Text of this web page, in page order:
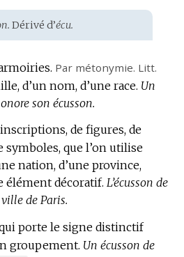
Dérivé d’écu.
Par métonymie. Litt.
d’un nom, d’une race. Un
son écusson.
de figures, de
symboles, que l’on utilise
nation, d’une province,
élément décoratif. L’écusson de
ville de Paris.
porte le signe distinctif
groupement. Un écusson de